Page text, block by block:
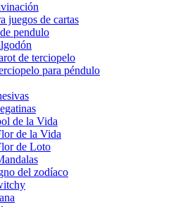
juegos de cartas
pendulo
de terciopelo
para péndulo
de la Vida
de la Vida
de Loto
del zodíaco